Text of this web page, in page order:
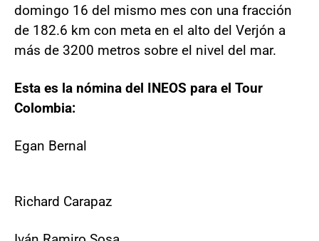
domingo 16 del mismo mes con una fracción
de 182.6 km con meta en el alto del Verjón a
más de 3200 metros sobre el nivel del mar.
Esta es la nómina del INEOS para el Tour
Colombia:
Egan Bernal
Richard Carapaz